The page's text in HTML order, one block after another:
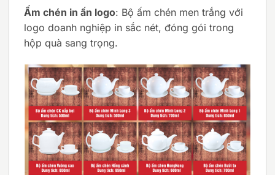
Ấm chén in ấn logo: Bộ ấm chén men trắng với
logo doanh nghiệp in sắc nét, đóng gói trong
hộp quà sang trọng.